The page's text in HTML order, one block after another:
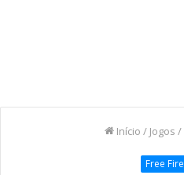
Início / Jogos /
Free Fire